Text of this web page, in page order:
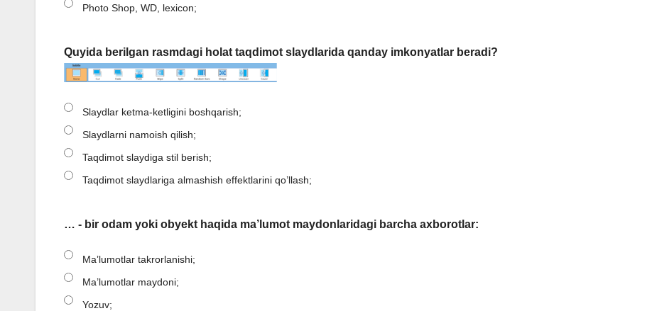
Photo Shop, WD, lexicon;
Quyida berilgan rasmdagi holat taqdimot slaydlarida qanday imkonyatlar beradi?
Slaydlar ketma-ketligini boshqarish;
Slaydlarni namoish qilish;
Taqdimot slaydiga stil berish;
Taqdimot slaydlariga almashish effektlarini qo’llash;
… - bir odam yoki obyekt haqida ma’lumot maydonlaridagi barcha axborotlar:
Maʼlumotlar takrorlanishi;
Ma’lumotlar maydoni;
Yozuv;